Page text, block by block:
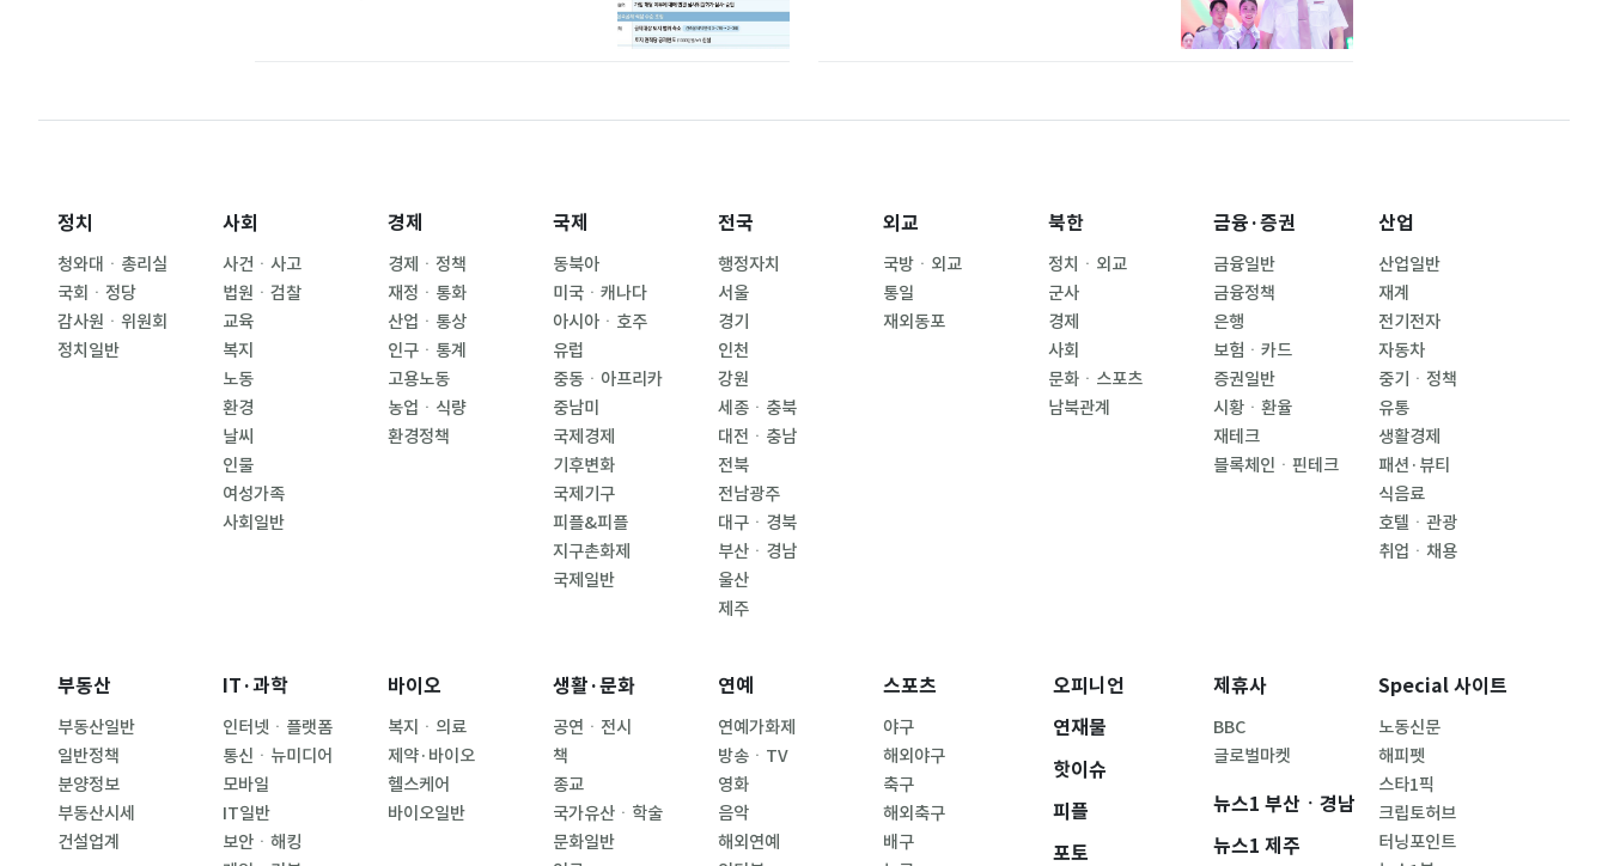
정치
청와대ㆍ총리실
국회ㆍ정당
감사원ㆍ위원회
정치일반
사회
사건ㆍ사고
법원ㆍ검찰
교육
복지
노동
환경
날씨
인물
여성가족
사회일반
경제
경제ㆍ정책
재정ㆍ통화
산업ㆍ통상
인구ㆍ통계
고용노동
농업ㆍ식량
환경정책
국제
동북아
미국ㆍ캐나다
아시아ㆍ호주
유럽
중동ㆍ아프리카
중남미
국제경제
기후변화
국제기구
피플&피플
지구촌화제
국제일반
전국
행정자치
서울
경기
인천
강원
세종ㆍ충북
대전ㆍ충남
전북
전남광주
대구ㆍ경북
부산ㆍ경남
울산
제주
외교
국방ㆍ외교
통일
재외동포
북한
정치ㆍ외교
군사
경제
사회
문화ㆍ스포츠
남북관계
금융·증권
금융일반
금융정책
은행
보험ㆍ카드
증권일반
시황ㆍ환율
재테크
블록체인ㆍ핀테크
산업
산업일반
재계
전기전자
자동차
중기ㆍ정책
유통
생활경제
패션·뷰티
식음료
호텔ㆍ관광
취업ㆍ채용
부동산
부동산일반
일반정책
분양정보
부동산시세
건설업계
IT·과학
인터넷ㆍ플랫폼
통신ㆍ뉴미디어
모바일
IT일반
보안ㆍ해킹
바이오
복지ㆍ의료
제약·바이오
헬스케어
바이오일반
생활·문화
공연ㆍ전시
책
종교
국가유산ㆍ학술
문화일반
연예
연예가화제
방송ㆍTV
영화
음악
해외연예
스포츠
야구
해외야구
축구
해외축구
배구
오피니언
연재물
핫이슈
피플
포토
제휴사
BBC
글로벌마켓
뉴스1 부산ㆍ경남
뉴스1 제주
Special 사이트
노동신문
해피펫
스타1픽
크립토허브
터닝포인트